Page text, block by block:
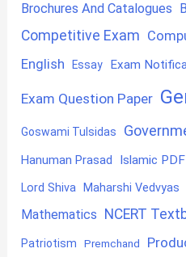
Brochures And Catalogues
Competitive Exam
English Essay Exam
Exam Question Paper
Goswami Tulsidas
Hanuman Prasad Islamic PDF
Lord Shiva Maharshi Vedvyas
Mathematics NCERT
Patriotism Premchand